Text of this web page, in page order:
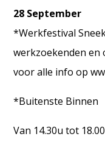
28 September
*Werkfestival
werkzoekenden en
voor alle info op
*Buitenste Binnen
Van 14.30u tot